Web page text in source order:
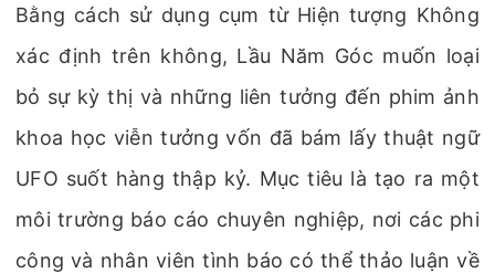
Bằng cách sử dụng cụm từ Hiện tượng Không
xác định trên không, Lầu Năm Góc muốn loại
bỏ sự kỳ thị và những liên tưởng đến phim ảnh
khoa học viễn tưởng vốn đã bám lấy thuật ngữ
UFO suốt hàng thập kỷ. Mục tiêu là tạo ra một
môi trường báo cáo chuyên nghiệp, nơi các phi
công và nhân viên tình báo có thể thảo luận về